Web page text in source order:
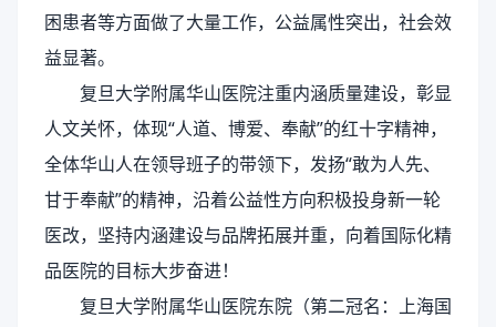
困患者等方面做了大量工作，公益属性突出，社会效
益显著。
复旦大学附属华山医院注重内涵质量建设，彰显
人文关怀，体现“人道、博爱、奉献”的红十字精神，
全体华山人在领导班子的带领下，发扬“敢为人先、
甘于奉献”的精神，沿着公益性方向积极投身新一轮
医改，坚持内涵建设与品牌拓展并重，向着国际化精
品医院的目标大步奋进！
复旦大学附属华山医院东院（第二冠名：上海国